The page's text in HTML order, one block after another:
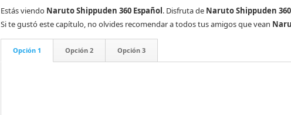
Estás viendo Naruto Shippuden 360 Español. Disfruta de Naruto Shippuden
Si te gustó este capítulo, no olvides recomendar a todos tus amigos que vean
Opción 1 Opción 2 Opción 3